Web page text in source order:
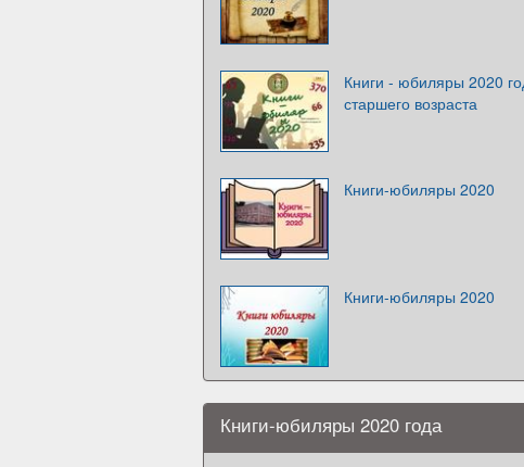
Книги - юбиляры 2020
старшего возраста
Книги-юбиляры 2020
Книги-юбиляры 2020
Книги-юбиляры 2020 года